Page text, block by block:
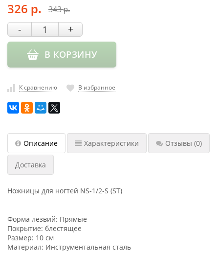
Стерилизаторы
УЗ-ванны
Фрезы и
Хранение
инструмента
РАСПРОДАЖА
326 р. 343р.
- +
В КОРЗИНУ
К сравнению В избранное
Описание Характеристики Отзывы (0)
Доставка
Ножницы для ногтей NS-1/2-S (ST)
Форма лезвий: Прямые
Покрытие: блестящее
Размер: 10 см
Материал: Инструментальная сталь